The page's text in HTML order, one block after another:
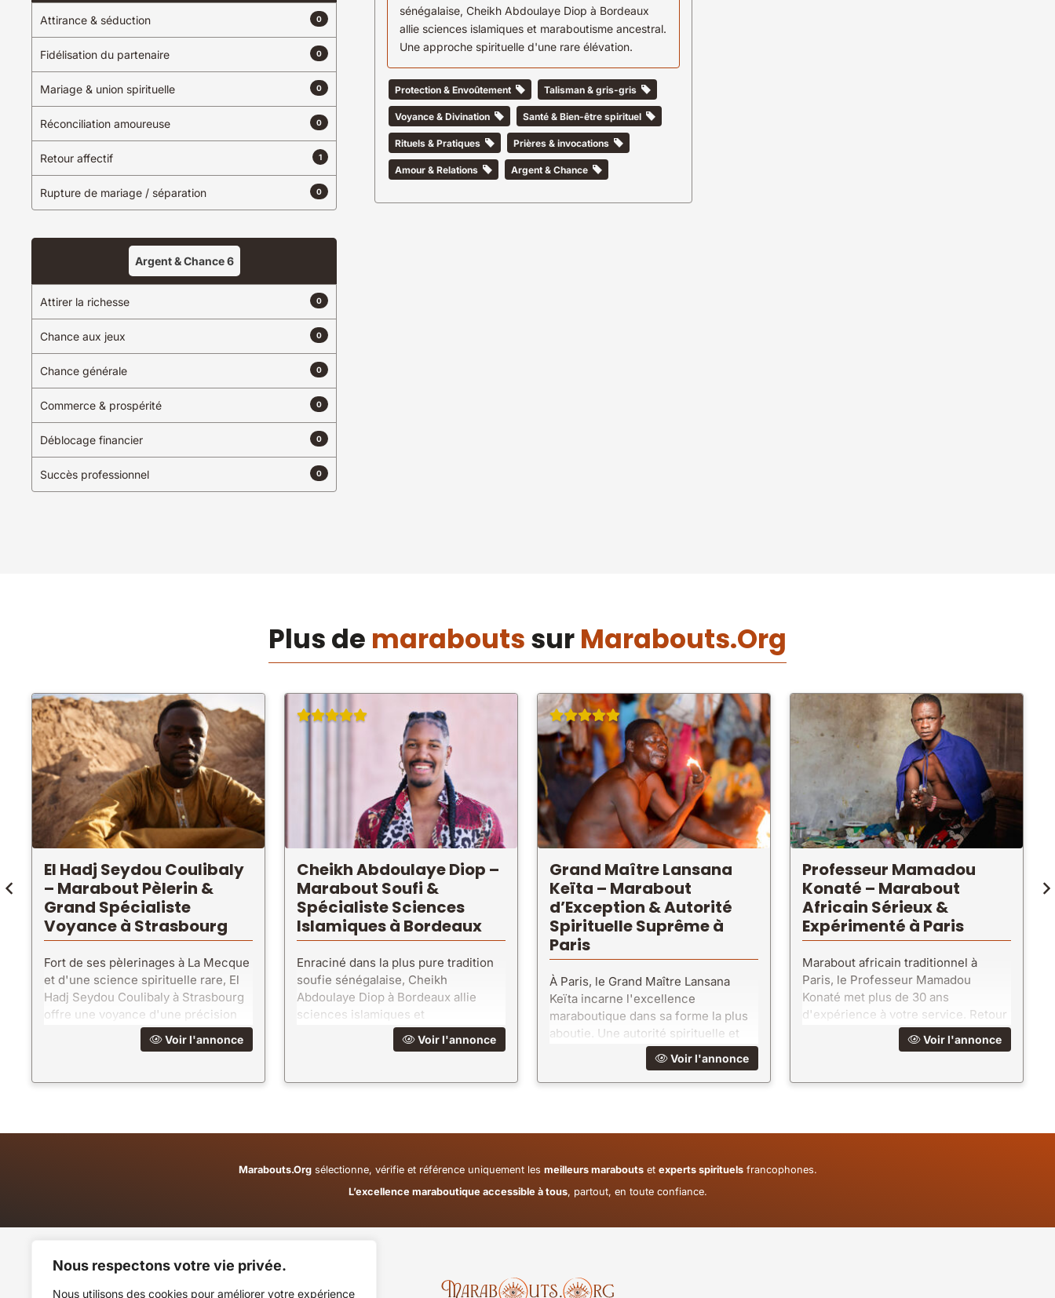
Nous respectons votre vie privée.
Nous utilisons des cookies pour améliorer votre expérience
Attirance & séduction 0
Fidélisation du partenaire 0
Mariage & union spirituelle 0
Réconciliation amoureuse 0
Retour affectif 1
Rupture de mariage / séparation 0
Argent & Chance6
Attirer la richesse 0
Chance aux jeux 0
Chance générale 0
Commerce & prospérité 0
Déblocage financier 0
Succès professionnel 0
sénégalaise, Cheikh Abdoulaye Diop à Bordeaux
allie sciences islamiques et maraboutisme ancestral.
Une approche spirituelle d'une rare élévation.
Protection & Envoûtement Talisman & gris-gris
Voyance & Divination Santé & Bien-être spirituel
Rituels & Pratiques Prières & invocations
Amour & Relations Argent & Chance
Plus de maraboutssurMarabouts.Org
El Hadj Seydou Coulibaly
– Marabout Pèlerin &
Grand Spécialiste
Voyance à Strasbourg
Fort de ses pèlerinages à La Mecque
et d'une science spirituelle rare, El
Hadj Seydou Coulibaly à Strasbourg
offre une voyance d'une précision
absolue et des interventions d'une
Voir l'annonce
Cheikh Abdoulaye Diop –
Marabout Soufi &
Spécialiste Sciences
Islamiques à Bordeaux
Enraciné dans la plus pure tradition
soufie sénégalaise, Cheikh
Abdoulaye Diop à Bordeaux allie
sciences islamiques et
maraboutisme ancestral. Une
approche spirituelle d'une rare
Voir l'annonce
Grand Maître Lansana
Keïta – Marabout
d’Exception & Autorité
Spirituelle Suprême à
Paris
À Paris, le Grand Maître Lansana
Keïta incarne l'excellence
maraboutique dans sa forme la plus
aboutie. Une autorité spirituelle et
une puissance rares, des résultats
qui défient l'entendement.
Voir l'annonce
Professeur Mamadou
Konaté – Marabout
Africain Sérieux &
Expérimenté à Paris
Marabout africain traditionnel à
Paris, le Professeur Mamadou
Konaté met plus de 30 ans
d'expérience à votre service. Retour
affectif, protection, voyance : des
résultats concrets et durables.
Voir l'annonce
Marabouts.Orgsélectionne, vérifie et référence uniquement les meilleurs maraboutset experts spirituelsfrancophones.
L’excellence maraboutique accessible à tous, partout, en toute confiance.